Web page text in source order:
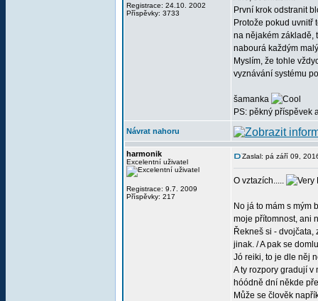
Registrace: 24.10. 2002
Příspěvky: 3733
První krok odstranit
Protože pokud uvnitř
na nějakém základě,
nabourá každým
Myslím, že tohle
vyznávání systému
šamanka
PS: pěkný příspěvek
Návrat nahoru
harmonik
Excelentní uživatel
Registrace: 9.7. 2009
Příspěvky: 217
Zaslal: pá září 09,
O vztazích.....
No já to mám s mým
moje přítomnost, ani
Řekneš si -
jinak. / A pak se
Jó reiki, to je dle něj
A ty rozpory gradují v
hóódně dní někde
Může se člověk